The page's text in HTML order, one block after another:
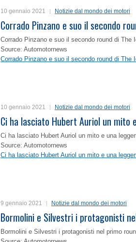
10 gennaio 2021 Notizie dal mondo dei motori
Corrado Pinzano e suo il secondo
Corrado Pinzano e suo il secondo round di The
Source: Automotornews
Corrado Pinzano e suo il secondo round di The
10 gennaio 2021 Notizie dal mondo dei motori
Ci ha lasciato Hubert Auriol un mito
Ci ha lasciato Hubert Auriol un mito e una
Source: Automotornews
Ci ha lasciato Hubert Auriol un mito e una
9 gennaio 2021 Notizie dal mondo dei motori
Bormolini e Silvestri i protagonisti
Bormolini e Silvestri i protagonisti nel primo